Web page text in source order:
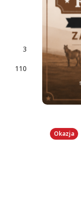
3
110
Okazja